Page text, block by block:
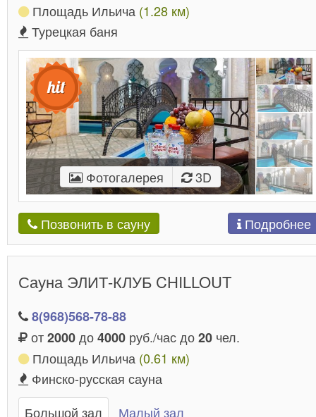
Площадь Ильича (1.28 км)
Турецкая баня
Фотогалерея 3D
Позвонить в сауну Подробнее
Сауна ЭЛИТ-КЛУБ CHILLOUT
8(968)568-78-88
от2000до4000 руб./час до20 чел.
Площадь Ильича (0.61 км)
Финско-русская сауна
Большой зал
Малый зал